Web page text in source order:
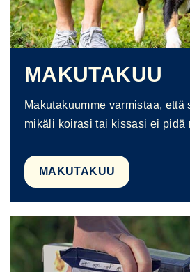
MAKUTAKUU
Makutakuumme varmistaa, että
mikäli koirasi tai kissasi ei pidä
MAKUTAKUU